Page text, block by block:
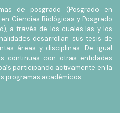
de posgrado (Posgrado en
Ciencias Biológicas y Posgrado
a través de los cuales las y los
desarrollan sus tesis de
áreas y disciplinas. De igual
continuas con otras entidades
participando activamente en la
programas académicos.